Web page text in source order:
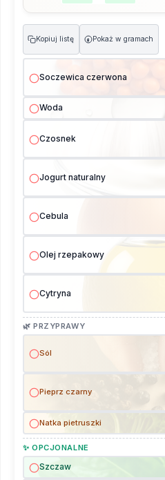
Kopiuj listę g Pokaż w gramach
Soczewica czerwona
Woda
Czosnek
Jogurt naturalny
Cebula
Olej rzepakowy
Cytryna
🌿 PRZYPRAWY
Sól
Pieprz czarny
Natka pietruszki
✨ OPCJONALNE
Szczaw